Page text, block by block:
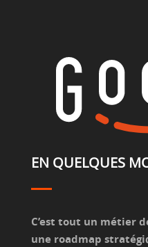
EN QUELQUES
C’est tout un métier
une roadmap